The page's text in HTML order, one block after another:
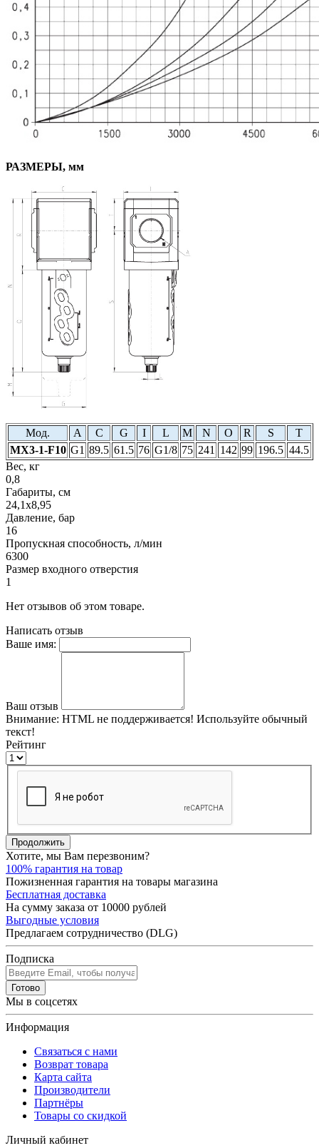
РАЗМЕРЫ, мм
Мод. A С G I L М N О R S
Т
MX3-1-F10 G1 89.5 61.5 76 G1/8 75 241 142 99 196.5 44.5
Вес, кг
0,8
Габариты, см
24,1х8,95
Давление, бар
16
Пропускная способность, л/мин
6300
Размер входного отверстия
1
Нет отзывов об этом товаре.
Написать отзыв
Ваше имя:
Ваш отзыв
Внимание: HTML не поддерживается! Используйте обычный
текст!
Рейтинг
Продолжить
Хотите, мы Вам перезвоним?
100% гарантия на товар
Пожизненная гарантия на товары магазина
Бесплатная доставка
На сумму заказа от 10000 рублей
Выгодные условия
Предлагаем сотрудничество (DLG)
Подписка
Готово
Мы в соцсетях
Информация
Связаться с нами
Возврат товара
Карта сайта
Производители
Партнёры
Товары со скидкой
Личный кабинет